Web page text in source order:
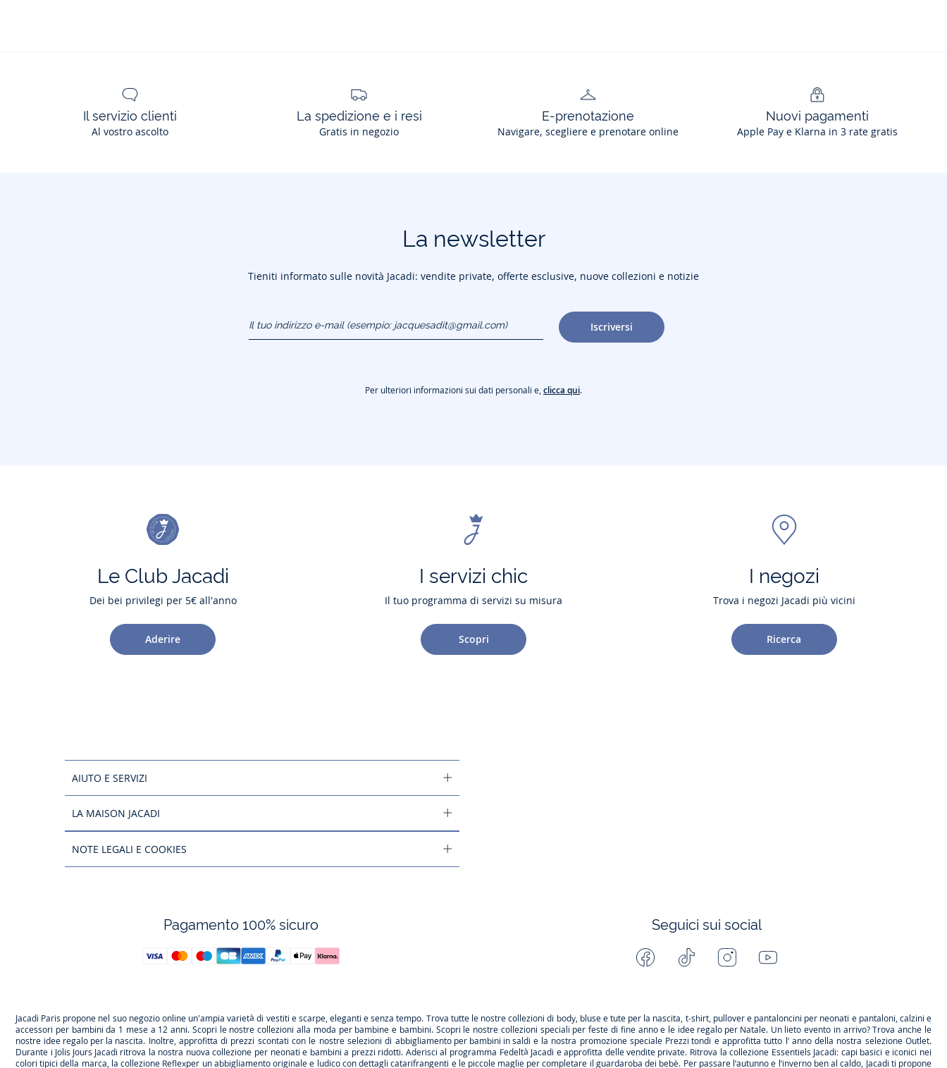
Il servizio clienti
Al vostro ascolto
La spedizione e i resi
Gratis in negozio
E-prenotazione
Navigare, scegliere e prenotare online
Nuovi pagamenti
Apple Pay e Klarna in 3 rate gratis
La newsletter
Tieniti informato sulle novità Jacadi: vendite private, offerte esclusive, nuove collezioni e notizie
(esempio:
jacquesadit@gmail.com)
Iscriversi
Per ulteriori informazioni sui dati personali e,clicca qui.
Le Club Jacadi
Dei bei privilegi per 5€ all'anno
Aderire
I servizi chic
Il tuo programma di servizi su misura
Scopri
I negozi
Trova i negozi Jacadi più vicini
Ricerca
AIUTO E SERVIZI
LA MAISON JACADI
NOTE LEGALI E COOKIES
Pagamento 100% sicuro Seguici sui social
Facebook Tiktok InstagramYoutube
Jacadi Paris propone nel suo negozio online un'ampia varietà di vestiti escarpe, eleganti e senza tempo. Trova tutte le nostre collezioni di body, bluse e tute per la nascita, t-shirt, pullover e pantaloncini per neonati e pantaloni, calzini e
accessori per bambini da 1 mese a 12 anni. Scopri le nostre collezioni alla moda per bambine e bambini. Scopri le nostre collezioni speciali per feste di fine anno e le idee regalo per Natale. Un lieto evento in arrivo? Trova anche le
nostre idee regalo per la nascita. Inoltre, approfitta di prezzi scontati con le nostre selezioni di abbigliamento per bambini in saldi e la nostra promozione speciale Prezzi tondi e approfitta tutto l’ anno della nostra selezioneOutlet.
Durante i Jolis Jours Jacadi ritrova la nostra nuova collezione per neonati e bambini a prezzi ridotti. Aderisci al programma Fedeltà Jacadi e approfitta dellevendite private. Ritrova la collezione EssentielsJacadi: capi basici e iconici nei
colori tipici della marca, la collezione Reflexper un abbigliamento originale e ludico con dettagli catarifrangenti e le piccole maglie per completare il guardaroba dei bebè. Per passare l’autunno e l’inverno ben al caldo, Jacadi ti propone